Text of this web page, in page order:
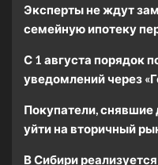
Эксперты не ждут
семейную ипотеку
С 1 августа порядок
уведомлений через
Покупатели, снявшие
уйти на вторичный
В Сибири